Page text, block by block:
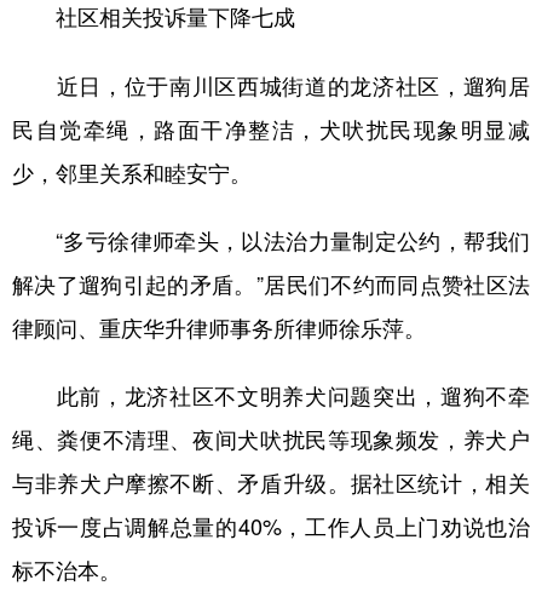
社区相关投诉量下降七成
近日，位于南川区西城街道的龙济社区，遛狗居
民自觉牵绳，路面干净整洁，犬吠扰民现象明显减
少，邻里关系和睦安宁。
“多亏徐律师牵头，以法治力量制定公约，帮我们
解决了遛狗引起的矛盾。”居民们不约而同点赞社区法
律顾问、重庆华升律师事务所律师徐乐萍。
此前，龙济社区不文明养犬问题突出，遛狗不牵
绳、粪便不清理、夜间犬吠扰民等现象频发，养犬户
与非养犬户摩擦不断、矛盾升级。据社区统计，相关
投诉一度占调解总量的40%，工作人员上门劝说也治
标不治本。